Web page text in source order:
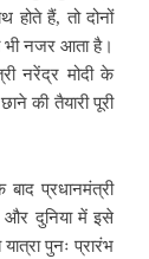
होते हैं, तो दोनों
भी नजर आता है।
नरेंद्र मोदी के
की तैयारी पूरी
प्रधानमंत्री
और दुनिया में इसे
पुनः प्रारंभ